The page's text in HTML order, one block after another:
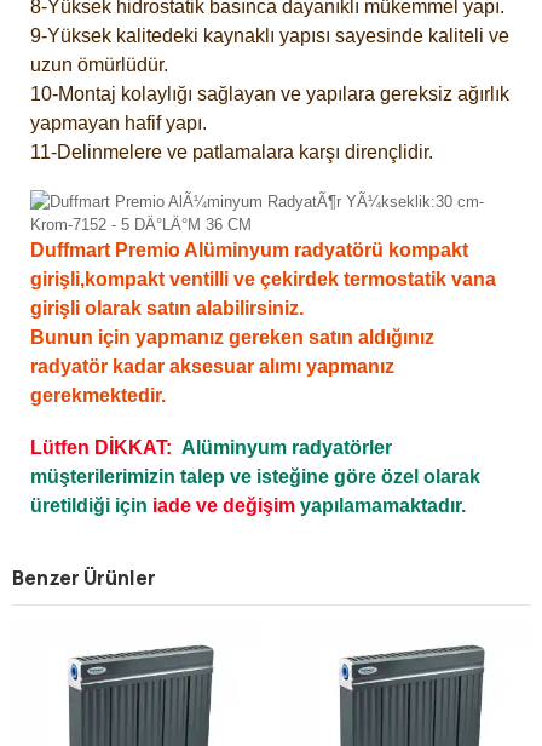
8-Yüksek hidrostatik basınca dayanıklı mükemmel yapı.
9-Yüksek kalitedeki kaynaklı yapısı sayesinde kaliteli ve
uzun ömürlüdür.
10-Montaj kolaylığı sağlayan ve yapılara gereksiz ağırlık
yapmayan hafif yapı.
11-Delinmelere ve patlamalara karşı dirençlidir.
Duffmart Premio Alüminyum radyatörü kompakt
girişli,kompakt ventilli ve çekirdek termostatik vana
girişli olarak satın alabilirsiniz.
Bunun için yapmanız gereken satın aldığınız
radyatör kadar aksesuar alımı yapmanız
gerekmektedir.
Lütfen DİKKAT: Alüminyum radyatörler
müşterilerimizin talep ve isteğine göre özel olarak
üretildiği için iade ve değişim yapılamamaktadır.
Benzer Ürünler